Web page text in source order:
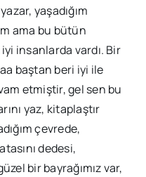
yaşadığım
ama bu bütün
insanlarda vardı. Bir
baştan beri iyi ile
etmiştir, gel sen bu
yaz, kitaplaştır
çevrede,
dedesi,
bir bayrağımız var,